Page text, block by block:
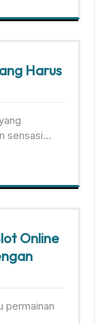
Harus
sensasi…
Online
permainan